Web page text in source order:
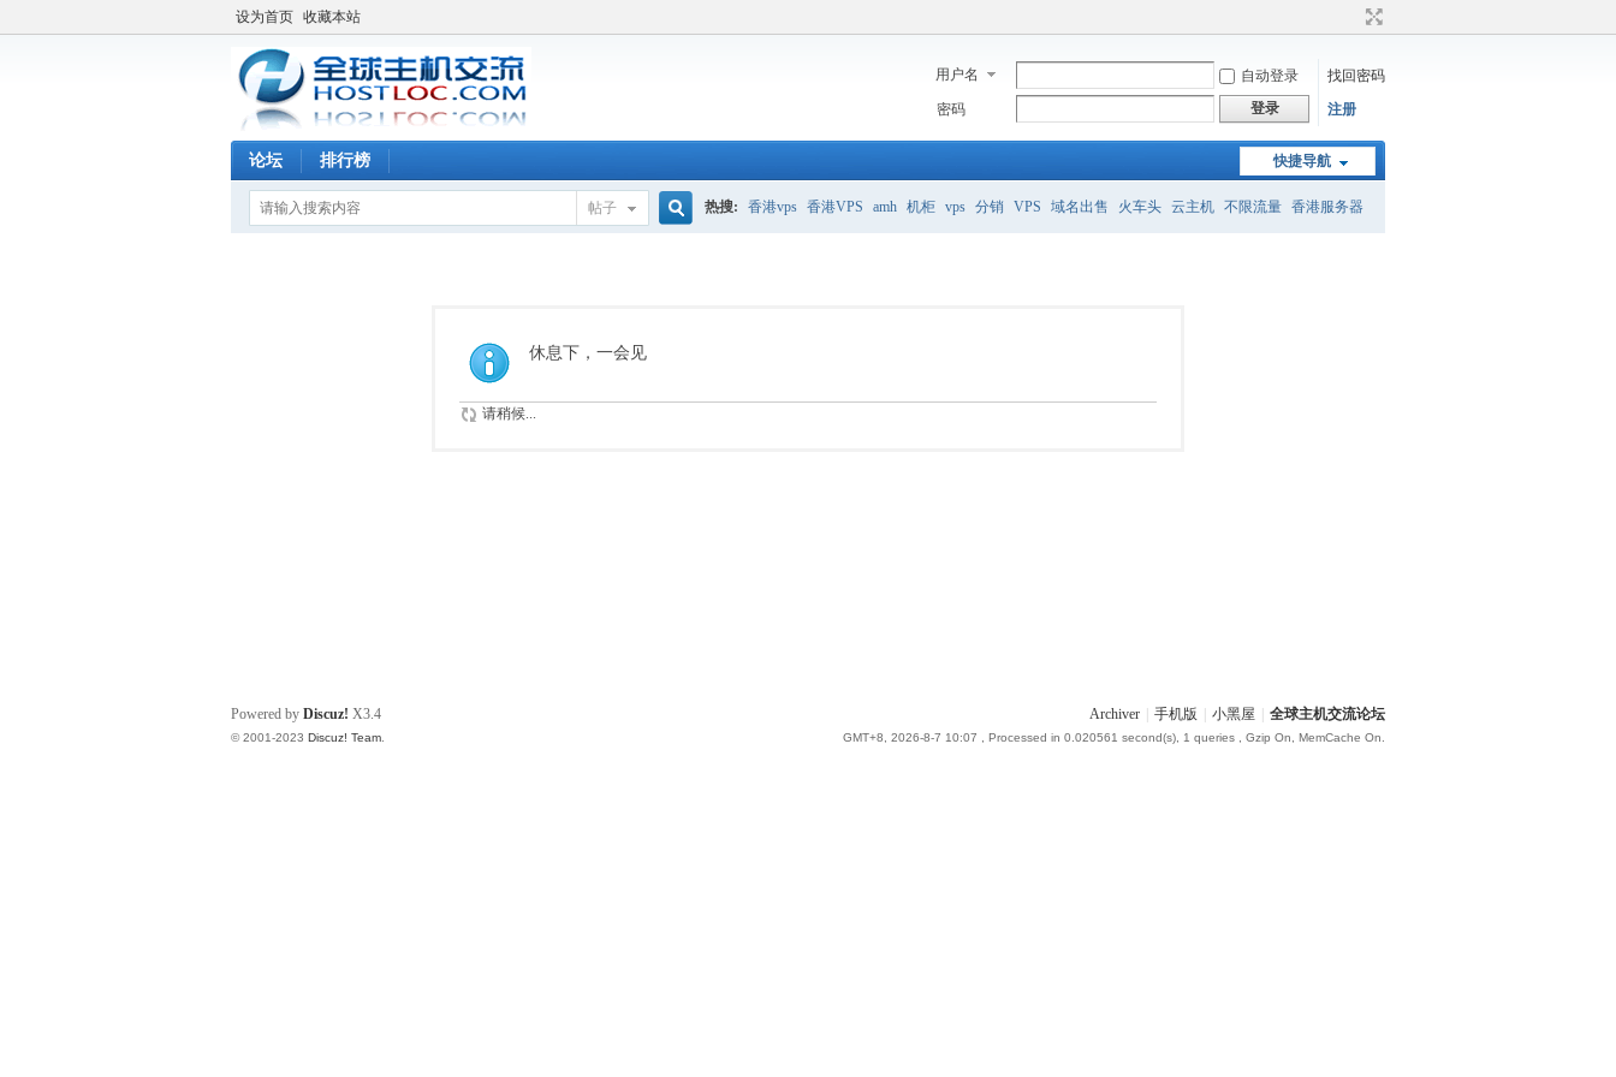
设为首页 收藏本站
用户名 自动登录
找回密码
密码
登录 注册
快捷导航
论坛 排行榜
帖子 热搜: 香港vps 香港VPS amh 机柜 vps 分销 VPS 域名出售 火车头 云主机 不限流量 香港服务器
休息下，一会见
请稍候...
Archiver 手机版 小黑屋 全球主机交流论坛
GMT+8, 2026-8-7 10:07 , Processed in 0.020561 second(s), 1 queries , Gzip On, MemCache On.
Powered by Discuz! X3.4
© 2001-2023 Discuz! Team